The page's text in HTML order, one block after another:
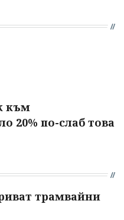
към
20% по-слаб това
трамвайни